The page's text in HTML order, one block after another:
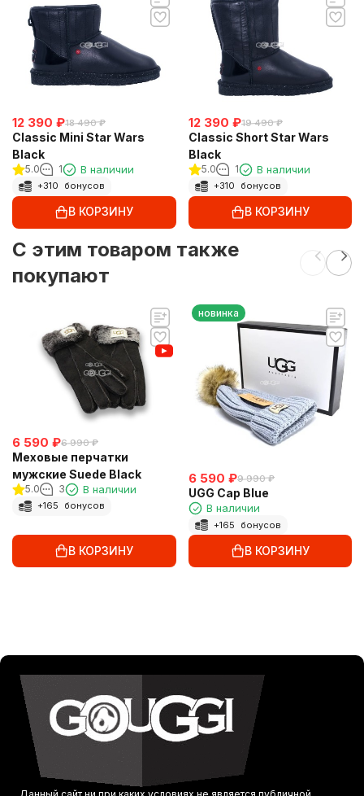
12 390 ₽18 490 ₽
Classic Mini Star Wars
Black
5.0 1 В наличии
+310 бонусов
В КОРЗИНУ
12 390 ₽19 490 ₽
Classic Short Star Wars
Black
5.0 1 В наличии
+310 бонусов
В КОРЗИНУ
C этим товаром также
покупают
6 590 ₽6 990 ₽
Меховые перчатки
мужские Suede Black
5.0 3 В наличии
+165 бонусов
В КОРЗИНУ
новинка
6 590 ₽9 990 ₽
UGG Cap Blue
В наличии
+165 бонусов
В КОРЗИНУ